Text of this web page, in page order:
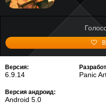
Версия:
6.9.14 Panic
Версия андроид:
Android 5.0